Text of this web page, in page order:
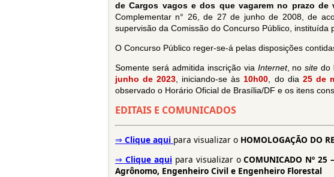
de Cargos vagos e dos que vagarem no prazo de
Complementar n° 26, de 27 de junho de 2008, de
supervisão da Comissão do Concurso Público, instituída
O Concurso Público reger-se-á pelas disposições
Somente será admitida inscrição via Internet, nosite do
junho de 2023
iniciando-se às 10h00 , do dia 25 de
observado o Horário Oficial de Brasília/DF e os itens
EDITAIS E COMUNICADOS
⇒ Clique aqui para visualizar o HOMOLOGAÇÃO DO
⇒ Clique aqui para visualizar oCOMUNICADO Nº 25
Agrônomo, Engenheiro Civil e Engenheiro Florestal